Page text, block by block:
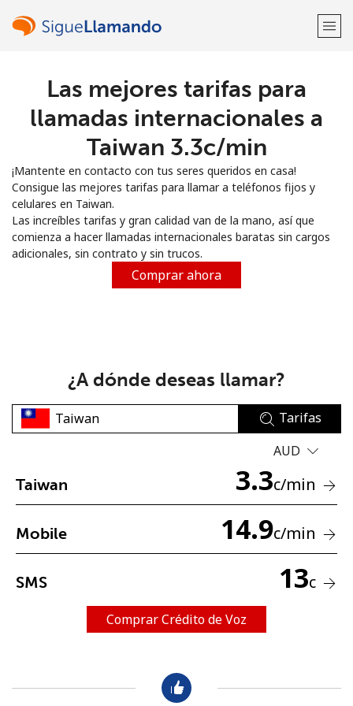
¡Bienvenido!
Regístrate con
o
No se ha creado una contraseña
Mínimo 8 caracteres
Un número
Un caracter especial
Mantente en contacto para recibir nuestras mejores
ofertas.
Las mejores tarifas para
llamadas internacionales a
Taiwan ⁦3.3c⁩/min
¡Mantente en contacto con tus seres queridos en casa!
Consigue las mejores tarifas para llamar a teléfonos fijos y
celulares en Taiwan.
Las increíbles tarifas y gran calidad van de la mano, así que
comienza a hacer llamadas internacionales baratas sin cargos
adicionales, sin contrato y sin trucos.
Comprar ahora
¿A dónde deseas llamar?
Tarifas
AUD
Taiwan 3.3c/min
Mobile 14.9c/min
SMS 13c
Comprar Crédito de Voz